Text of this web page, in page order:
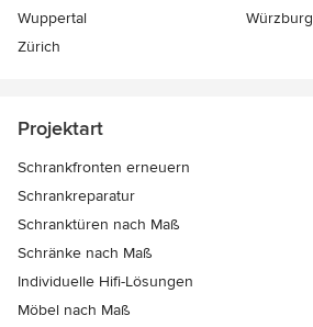
Wuppertal
Würzburg
Zürich
Projektart
Schrankfronten erneuern
Schrankreparatur
Schranktüren nach Maß
Schränke nach Maß
Individuelle Hifi-Lösungen
Möbel nach Maß